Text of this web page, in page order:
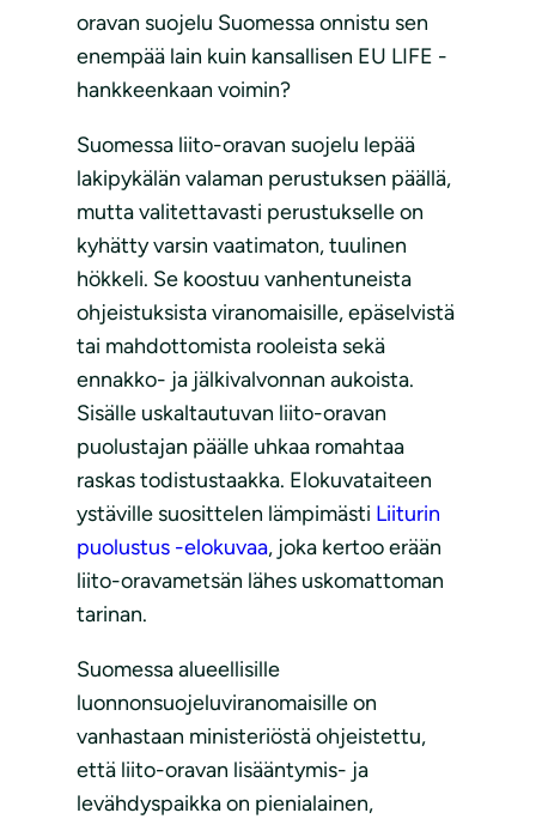
oravan suojelu Suomessa onnistu sen
enempää lain kuin kansallisen EU LIFE -
hankkeenkaan voimin?
Suomessa liito-oravan suojelu lepää
lakipykälän valaman perustuksen päällä,
mutta valitettavasti perustukselle on
kyhätty varsin vaatimaton, tuulinen
hökkeli. Se koostuu vanhentuneista
ohjeistuksista viranomaisille, epäselvistä
tai mahdottomista rooleista sekä
ennakko- ja jälkivalvonnan aukoista.
Sisälle uskaltautuvan liito-oravan
puolustajan päälle uhkaa romahtaa
raskas todistustaakka. Elokuvataiteen
ystäville suosittelen lämpimästi Liiturin
puolustus -elokuvaa, joka kertoo erään
liito-oravametsän lähes uskomattoman
tarinan.
Suomessa alueellisille
luonnonsuojeluviranomaisille on
vanhastaan ministeriöstä ohjeistettu,
että liito-oravan lisääntymis- ja
levähdyspaikka on pienialainen,